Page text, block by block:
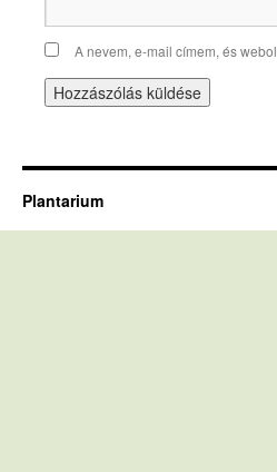
A nevem, e-mail címem, és
Plantarium